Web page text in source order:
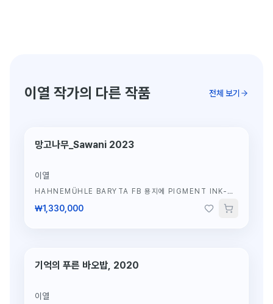
이열 작가의 다른 작품 전체 보기
한정판 5/10
망고나무_Sawani 2023
이열
HAHNEMÜHLE BARYTA FB 용지에 PIGMENT INK-
₩1,330,000
한정판 51/100
기억의 푸른 바오밥, 2020
이열